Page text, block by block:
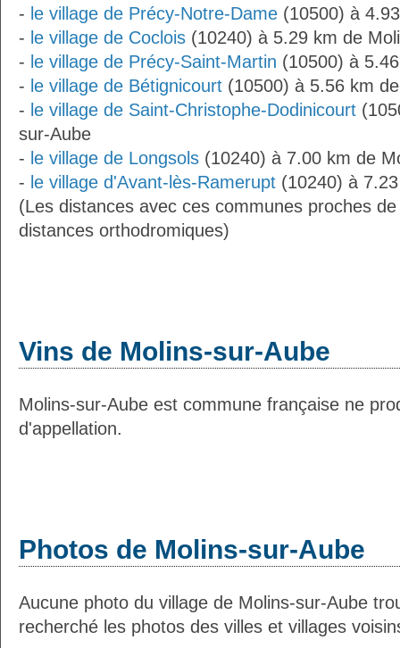
- le village de Précy-Notre-Dame (10500) à
- le village de Coclois (10240) à 5.29 km de
- le village de Précy-Saint-Martin (10500) à
- le village de Bétignicourt (10500) à 5.56 km
- le village de Saint-Christophe-Dodinicourt
sur-Aube
- le village de Longsols (10240) à 7.00 km de
- le village d'Avant-lès-Ramerupt (10240) à
(Les distances avec ces communes proches
distances orthodromiques)
Vins de Molins-sur-Aube
Molins-sur-Aube est commune française ne
d'appellation.
Photos de Molins-sur-Aube
Aucune photo du village de Molins-sur-Aube
recherché les photos des villes et villages